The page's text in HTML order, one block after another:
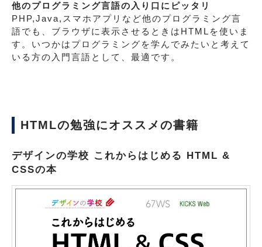
他のプログラミング言語の入り口にピッタリ
PHP,Java,スマホアプリなど他のプログラミング言
語でも、ブラウザに表示させるときはHTMLを使いま
す。いつかはプログラミングを学んでみたいと考えて
いる方の入門言語として、最適です。
HTMLの勉強にオススメの書籍
デザインの学校 これからはじめる HTML &
CSSの本